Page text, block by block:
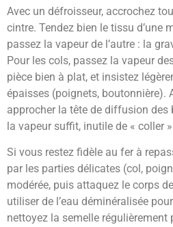
Avec un défroisseur, accrochez
cintre. Tendez bien le tissu d’une
passez la vapeur de l’autre : la
Pour les cols, passez la vapeur
pièce bien à plat, et insistez
épaisses (poignets, boutonnière).
approcher la tête de diffusion des
la vapeur suffit, inutile de « coller »
Si vous restez fidèle au fer à
par les parties délicates (col,
modérée, puis attaquez le corps
utiliser de l’eau déminéralisée
nettoyez la semelle régulièrement